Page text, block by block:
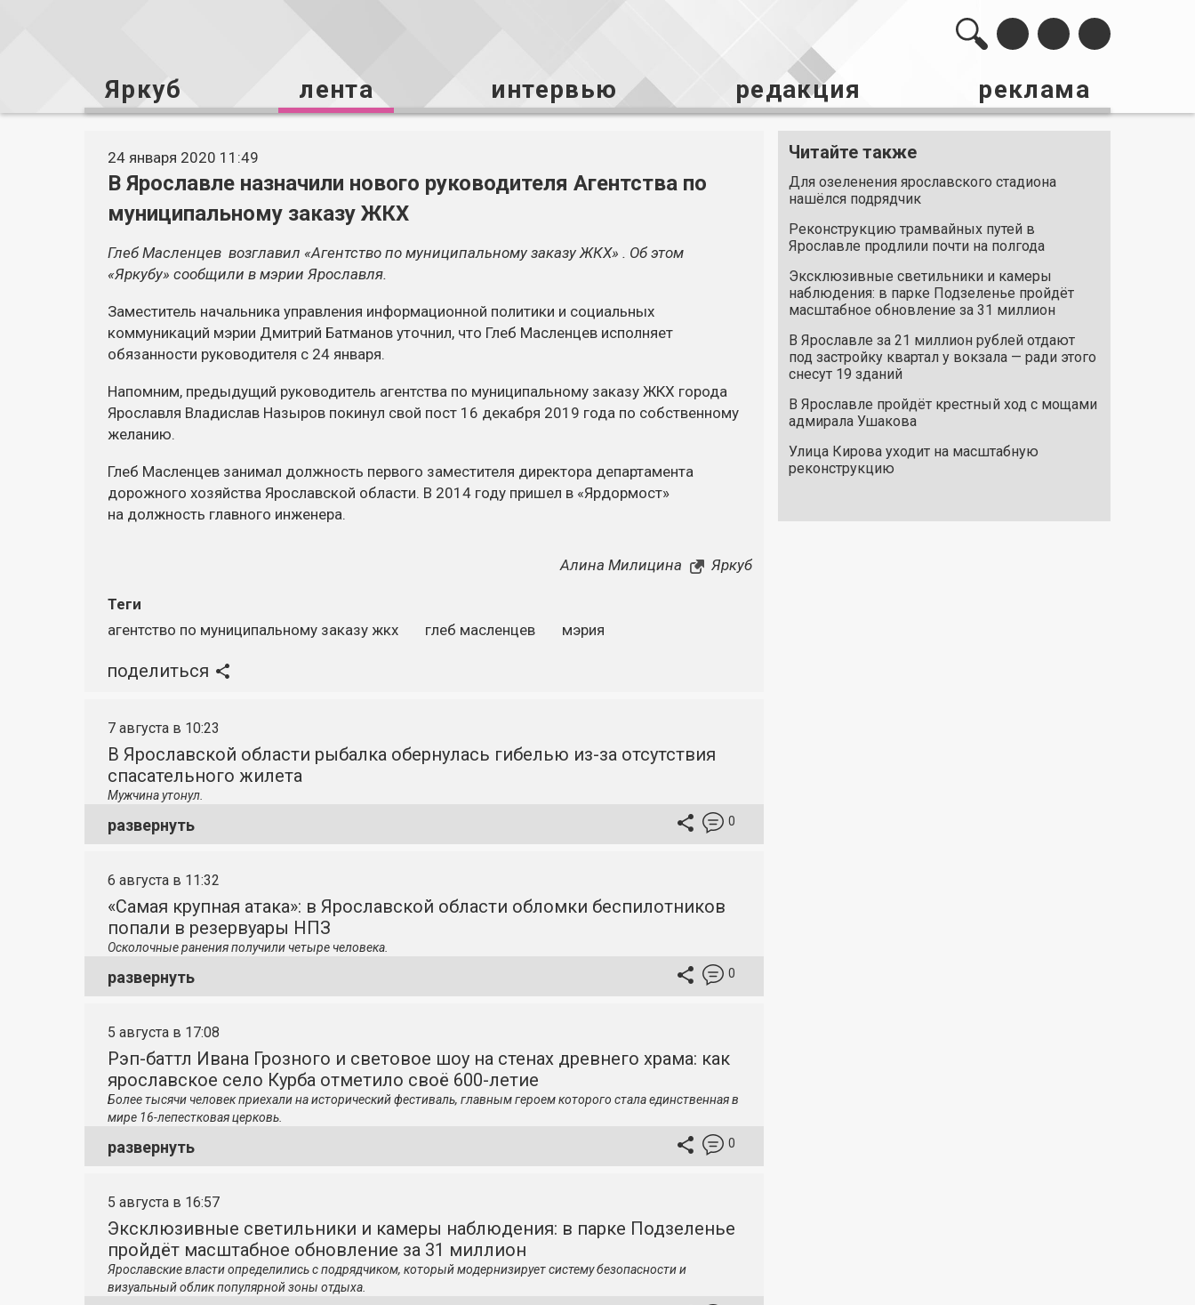
Яркуб лента интервью редакция реклама
24 января 2020 11:49
В Ярославле назначили нового руководителя Агентства по
муниципальному заказу ЖКХ
Глеб Масленцев возглавил «Агентство по муниципальному заказу ЖКХ» . Об этом
«Яркубу» сообщили в мэрии Ярославля.
Заместитель начальника управления информационной политики и социальных
коммуникаций мэрии Дмитрий Батманов уточнил, что Глеб Масленцев исполняет
обязанности руководителя с 24 января.
Напомним, предыдущий руководитель агентства по муниципальному заказу ЖКХ города
Ярославля Владислав Назыров покинул свой пост 16 декабря 2019 года по собственному
желанию.
Глеб Масленцев занимал должность первого заместителя директора департамента
дорожного хозяйства Ярославской области. В 2014 году пришел в «Ярдормост»
на должность главного инженера.
Алина Милицина Яркуб
Теги
агентство по муниципальному заказу жкх
глеб масленцев мэрия
поделиться
Читайте также
Для озеленения ярославского стадиона
нашёлся подрядчик
Реконструкцию трамвайных путей в
Ярославле продлили почти на полгода
Эксклюзивные светильники и камеры
наблюдения: в парке Подзеленье пройдёт
масштабное обновление за 31 миллион
В Ярославле за 21 миллион рублей отдают
под застройку квартал у вокзала — ради этого
снесут 19 зданий
В Ярославле пройдёт крестный ход с мощами
адмирала Ушакова
Улица Кирова уходит на масштабную
реконструкцию
7 августа в 10:23
В Ярославской области рыбалка обернулась гибелью из-за отсутствия
спасательного жилета
Мужчина утонул.
развернуть 0
6 августа в 11:32
«Самая крупная атака»: в Ярославской области обломки беспилотников
попали в резервуары НПЗ
Осколочные ранения получили четыре человека.
развернуть 0
5 августа в 17:08
Рэп-баттл Ивана Грозного и световое шоу на стенах древнего храма: как
ярославское село Курба отметило своё 600-летие
Более тысячи человек приехали на исторический фестиваль, главным героем которого стала единственная в
мире 16-лепестковая церковь.
развернуть 0
5 августа в 16:57
Эксклюзивные светильники и камеры наблюдения: в парке Подзеленье
пройдёт масштабное обновление за 31 миллион
Ярославские власти определились с подрядчиком, который модернизирует систему безопасности и
визуальный облик популярной зоны отдыха.